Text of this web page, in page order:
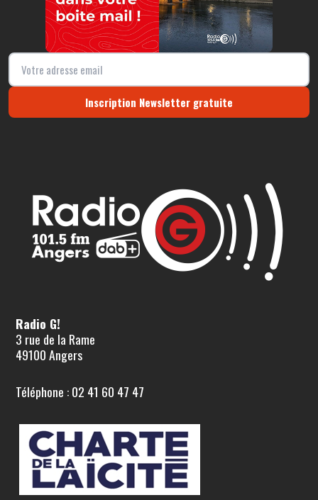
Inscription Newsletter gratuite
Radio G!
3 rue de la Rame
49100 Angers
Téléphone : 02 41 60 47 47